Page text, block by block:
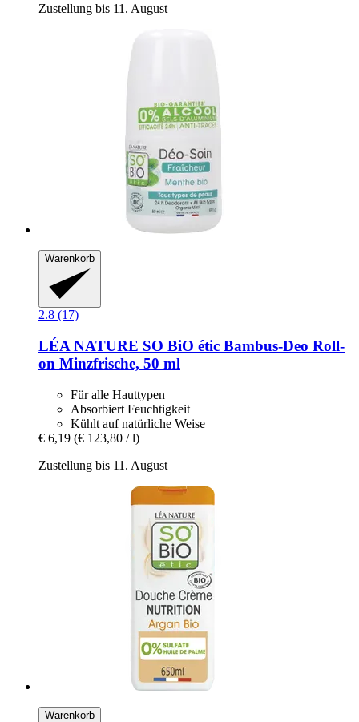
Zustellung bis 11. August
Warenkorb
2.8 (17)
LÉA NATURE SO BiO étic Bambus-​Deo Roll-​
on Minzfrische, 50 ml
Für alle Hauttypen
Absorbiert Feuchtigkeit
Kühlt auf natürliche Weise
€ 6,19 (€ 123,80 / l)
Zustellung bis 11. August
Warenkorb